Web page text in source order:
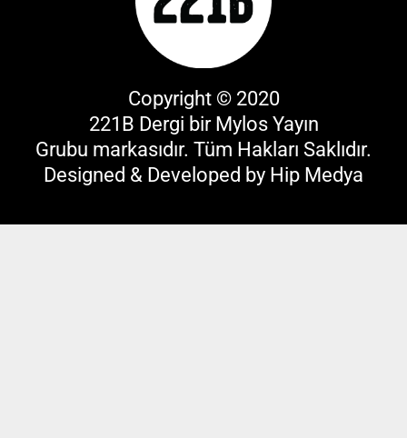
Copyright © 2020
221B Dergi bir Mylos Yayın
Grubu markasıdır. Tüm Hakları Saklıdır.
Designed & Developed by Hip Medya